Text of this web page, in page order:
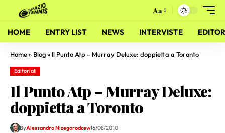
Aa
HOME ENTRY LIST NEWS INTERVISTE
Home» Blog» Il Punto Atp – Murray Deluxe: doppietta a Toronto
Editoriali
Il Punto Atp – Murray Deluxe:
doppietta a Toronto
ByAlessandro Nizegorodcew16/08/2010